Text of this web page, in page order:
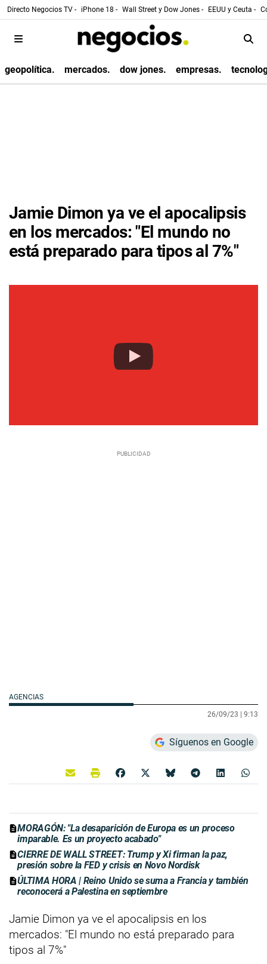
Directo Negocios TV - iPhone 18 - Wall Street y Dow Jones - EEUU y Ceuta -
geopolítica. mercados. dow jones. empresas.
Jamie Dimon ya ve el apocalipsis
en los mercados: "El mundo no
está preparado para tipos al 7%"
AGENCIAS
26/09/23 | 9:13
Síguenos en Google
MORAGÓN: "La desaparición de Europa es un proceso
imparable. Es un proyecto acabado"
CIERRE DE WALL STREET: Trump y Xi firman la paz,
presión sobre la FED y crisis en Novo Nordisk
ÚLTIMA HORA | Reino Unido se suma a Francia y también
reconocerá a Palestina en septiembre
Jamie Dimon ya ve el apocalipsis en los
mercados: "El mundo no está preparado para
tipos al 7%"